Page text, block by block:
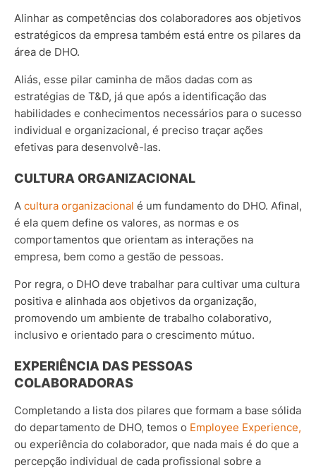
Alinhar as competências dos colaboradores aos objetivos
estratégicos da empresa também está entre os pilares da
área de DHO.
Aliás, esse pilar caminha de mãos dadas com as
estratégias de T&D, já que após a identificação das
habilidades e conhecimentos necessários para o sucesso
individual e organizacional, é preciso traçar ações
efetivas para desenvolvê-las.
CULTURA ORGANIZACIONAL
A cultura organizacional é um fundamento do DHO. Afinal,
é ela quem define os valores, as normas e os
comportamentos que orientam as interações na
empresa, bem como a gestão de pessoas.
Por regra, o DHO deve trabalhar para cultivar uma cultura
positiva e alinhada aos objetivos da organização,
promovendo um ambiente de trabalho colaborativo,
inclusivo e orientado para o crescimento mútuo.
EXPERIÊNCIA DAS PESSOAS
COLABORADORAS
Completando a lista dos pilares que formam a base sólida
do departamento de DHO, temos o Employee Experience,
ou experiência do colaborador, que nada mais é do que a
percepção individual de cada profissional sobre a